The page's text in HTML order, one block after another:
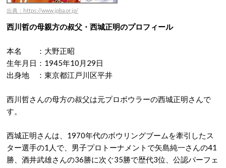
出典：https://www.jpba.or.jp/
西川哲の母親方の叔父・西城正明のプロフィール
本名 ：大野正昭
生年月日：1945年10月29日
出身地 ：東京都江戸川区平井
西川哲さんの母方の叔父は元プロボウラーの西城正明さんで
す。
西城正明さんは、1970年代のボウリングブームを牽引したス
ター選手の1人で、男子プロトーナメントで矢島純一さんの41
勝、酒井武雄さんの36勝に次ぐ35勝で歴代3位、公認パーフェ